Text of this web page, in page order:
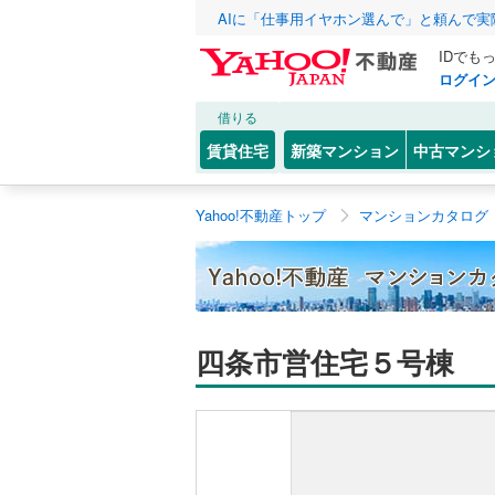
AIに「仕事用イヤホン選んで」と頼んで
IDでも
ログイン
借りる
賃貸住宅 新築マンション 中古マンシ
Yahoo!不動産トップ マンションカタログ
四条市営住宅５号棟